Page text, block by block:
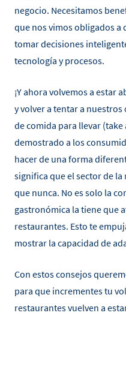
negocio. Necesitamos
que nos vimos obligados a
tomar decisiones
tecnología y procesos.
¡Y ahora volvemos a estar
y volver a tentar a
de comida para llevar
demostrado a los
hacer de una forma
significa que el sector de
que nunca. No es solo la
gastronómica la tiene que
restaurantes. Esto te
mostrar la capacidad de
Con estos consejos
para que incrementes tu
restaurantes vuelven a